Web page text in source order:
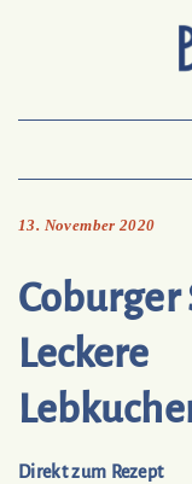
13. November 2020
Coburger
Leckere
Direkt zum Rezept